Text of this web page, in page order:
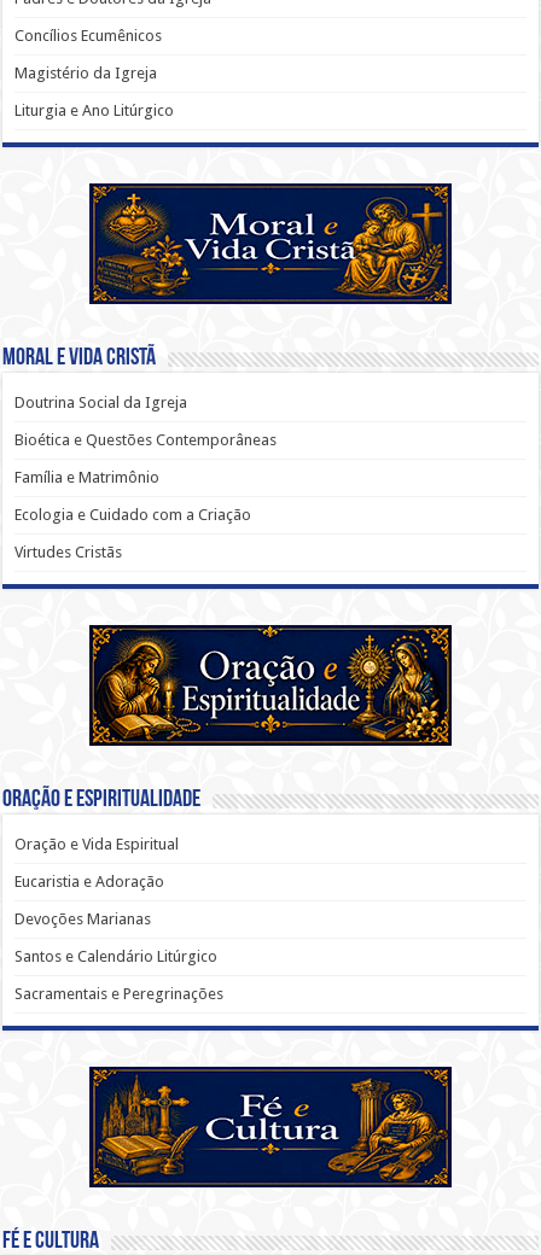
Concílios Ecumênicos
Magistério da Igreja
Liturgia e Ano Litúrgico
Moral e Vida Cristã
Doutrina Social da Igreja
Bioética e Questões Contemporâneas
Família e Matrimônio
Ecologia e Cuidado com a Criação
Virtudes Cristãs
Oração e Espiritualidade
Oração e Vida Espiritual
Eucaristia e Adoração
Devoções Marianas
Santos e Calendário Litúrgico
Sacramentais e Peregrinações
Fé e Cultura